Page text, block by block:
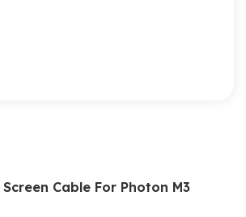
Cable For Photon M3